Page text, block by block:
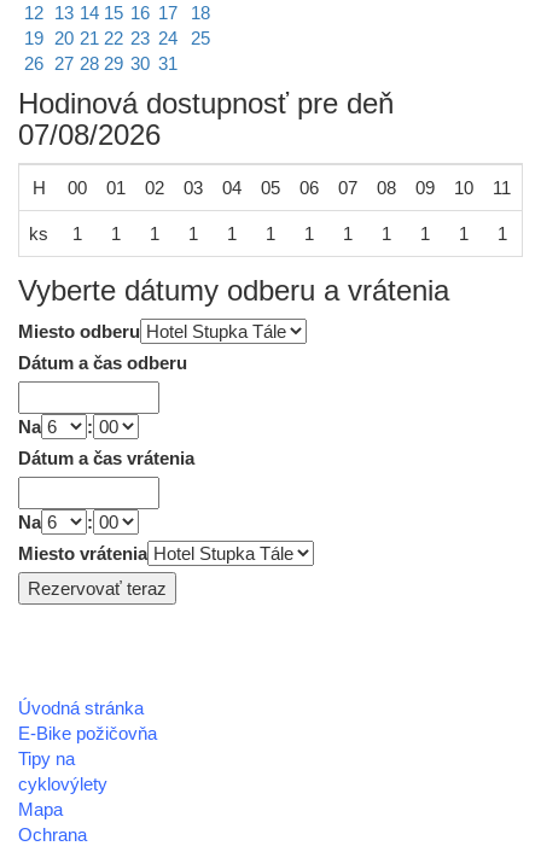
12 13 14 15 16 17
18
19 20 21 22 23 24
25
26 27 28 29 30 31
Hodinová dostupnosť pre deň
07/08/2026
H 00 01 02 03 04 05 06 07 08 09 10 11
ks 1 1 1 1 1 1 1 1 1 1 1 1
Vyberte dátumy odberu a vrátenia
Miesto odberu
Dátum a čas odberu
Na
:
Dátum a čas vrátenia
Na
:
Miesto vrátenia
Úvodná stránka
E-Bike požičovňa
Tipy na
cyklovýlety
Mapa
Ochrana